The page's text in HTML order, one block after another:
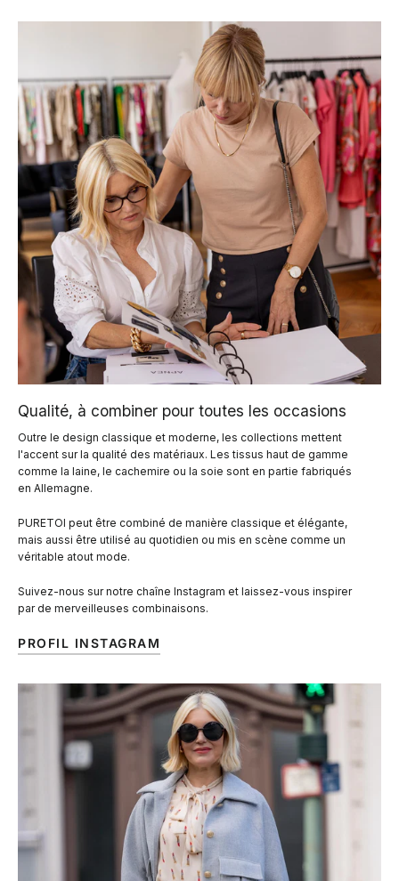
Qualité, à combiner pour toutes les occasions
Outre le design classique et moderne, les collections mettent
l'accent sur la qualité des matériaux. Les tissus haut de gamme
comme la laine, le cachemire ou la soie sont en partie fabriqués
en Allemagne.
PURETOI peut être combiné de manière classique et élégante,
mais aussi être utilisé au quotidien ou mis en scène comme un
véritable atout mode.
Suivez-nous sur notre chaîne Instagram et laissez-vous inspirer
par de merveilleuses combinaisons.
PROFIL INSTAGRAM